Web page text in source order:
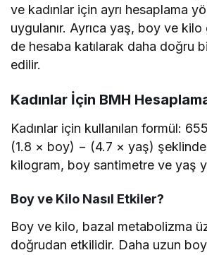
ve kadınlar için ayrı hesaplama
uygulanır. Ayrıca yaş, boy ve
de hesaba katılarak daha doğru
edilir.
Kadınlar İçin BMH
Kadınlar için kullanılan formül:
(1.8 × boy) − (4.7 × yaş)
kilogram, boy santimetre ve yaş
Boy ve Kilo Nasıl Etkiler?
Boy ve kilo, bazal metabolizma
doğrudan etkilidir. Daha uzun